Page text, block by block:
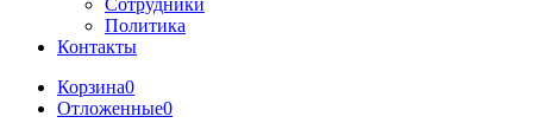
Сотрудники
Политика
Контакты
Корзина0
Отложенные0